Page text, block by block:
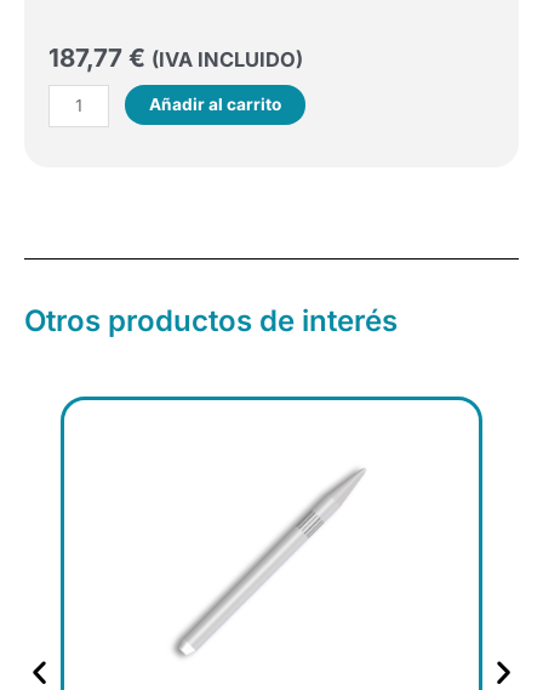
187,77 € (IVA INCLUIDO)
YOTUEL®
Patient
Jumbo
Jeringa,
20
Añadir al carrito
Otros productos de interés